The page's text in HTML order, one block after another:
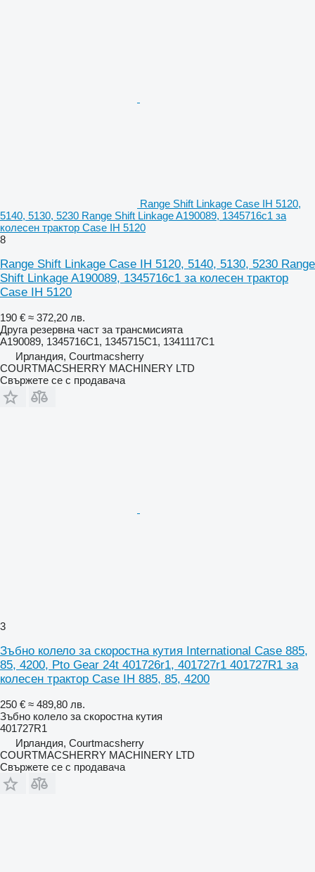
Range Shift Linkage Case IH 5120,
5140, 5130, 5230 Range Shift Linkage A190089, 1345716c1 за
колесен трактор Case IH 5120
8
Range Shift Linkage Case IH 5120, 5140, 5130, 5230 Range
Shift Linkage A190089, 1345716c1 за колесен трактор
Case IH 5120
190 € ≈ 372,20 лв.
Друга резервна част за трансмисията
A190089, 1345716C1, 1345715C1, 1341117C1
Ирландия, Courtmacsherry
COURTMACSHERRY MACHINERY LTD
Свържете се с продавача
3
Зъбно колело за скоростна кутия International Case 885,
85, 4200, Pto Gear 24t 401726r1, 401727r1 401727R1 за
колесен трактор Case IH 885, 85, 4200
250 € ≈ 489,80 лв.
Зъбно колело за скоростна кутия
401727R1
Ирландия, Courtmacsherry
COURTMACSHERRY MACHINERY LTD
Свържете се с продавача